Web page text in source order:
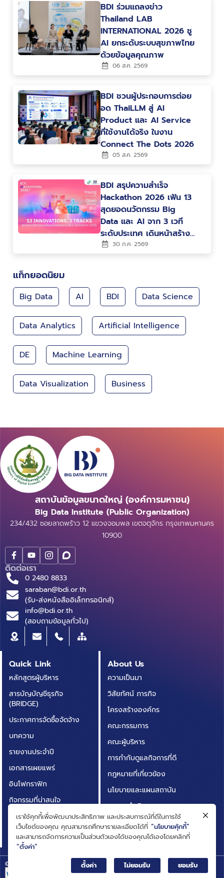
BDI ร่วมแถลงข่าว
Thailand LAB
INTERNATIONAL 2026 ชู
AI ยกระดับระบบสุขภาพไทย
ด้วยข้อมูลคุณภาพ
06 ส.ค. 2569
BDI ชวนผู้ประกอบการต่อย
อด ThaiLLM สู่ AI
Product และ AI Service
ที่ใช้งานได้จริง ในงาน
Connect The Dots 2026
05 ส.ค. 2569
BDI สรุปความสำเร็จ
Hackathon 2026 เฟ้น 13
สุดยอดนวัตกรรม Big
Data และ AI จาก 3 เวที
ระดับประเทศ เดินหน้าสร้าง
คน สร้างนวัตกรรม ขับ
เคลื่อนประเทศไทยสู่ Data-
30 ก.ค. 2569
แท็กยอดนิยม
Big Data AI BDI Data Science
Data Analytics Artificial Intelligence
DE Machine Learning
Data Visualization Business
สถาบันข้อมูลขนาดใหญ่ (องค์การมหาชน)
Big Data Institute (Public Organization)
234/432 ซอยลาดพร้าว 12 แขวงจอมพล เขตจตุจักร กรุงเทพมหานคร
10900
ติดต่อเรา
0 2480 8833
saraban@bdi.or.th
(รับ-ส่งหนังสืออิเล็กทรอนิกส์)
info@bdi.or.th
(สอบถามข้อมูลทั่วไป)
Quick Link
หลักสูตรผู้บริหาร
สารบัญบัญชีธุรกิจ
(BRIDGE)
ประกาศการจัดซื้อจัดจ้าง
บทความ
รายงานประจำปี
เอกสารเผยแพร่
อินโฟกราฟิก
กิจกรรมที่น่าสนใจ
ติดต่อเรา
คำถามที่พบบ่อย
About Us
ความเป็นมา
วิสัยทัศน์ ภารกิจ
โครงสร้างองค์กร
คณะกรรมการ
คณะผู้บริหาร
การกำกับดูแลกิจการที่ดี
กฎหมายที่เกี่ยวข้อง
นโยบายและแผนสถาบัน
ผลการดำเนินงาน
ความโปร่งใสในการดำเนิน
งาน (ITA)
© Big Data Institute | Privacy Notice
เราใช้คุกกี้เพื่อพัฒนาประสิทธิภาพ และประสบการณ์ที่ดีในการใช้
เว็บไซต์ของคุณ คุณสามารถศึกษารายละเอียดได้ที่ “นโยบายคุ้กกี้”
และสามารถจัดการความเป็นส่วนตัวเองได้ของคุณได้เองโดยคลิกที่
“ตั้งค่า”
ตั้งค่า
ไม่ยอมรับ ยอมรับ